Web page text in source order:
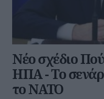
Νέο σχέδιο
ΗΠΑ - Το
το ΝΑΤΟ